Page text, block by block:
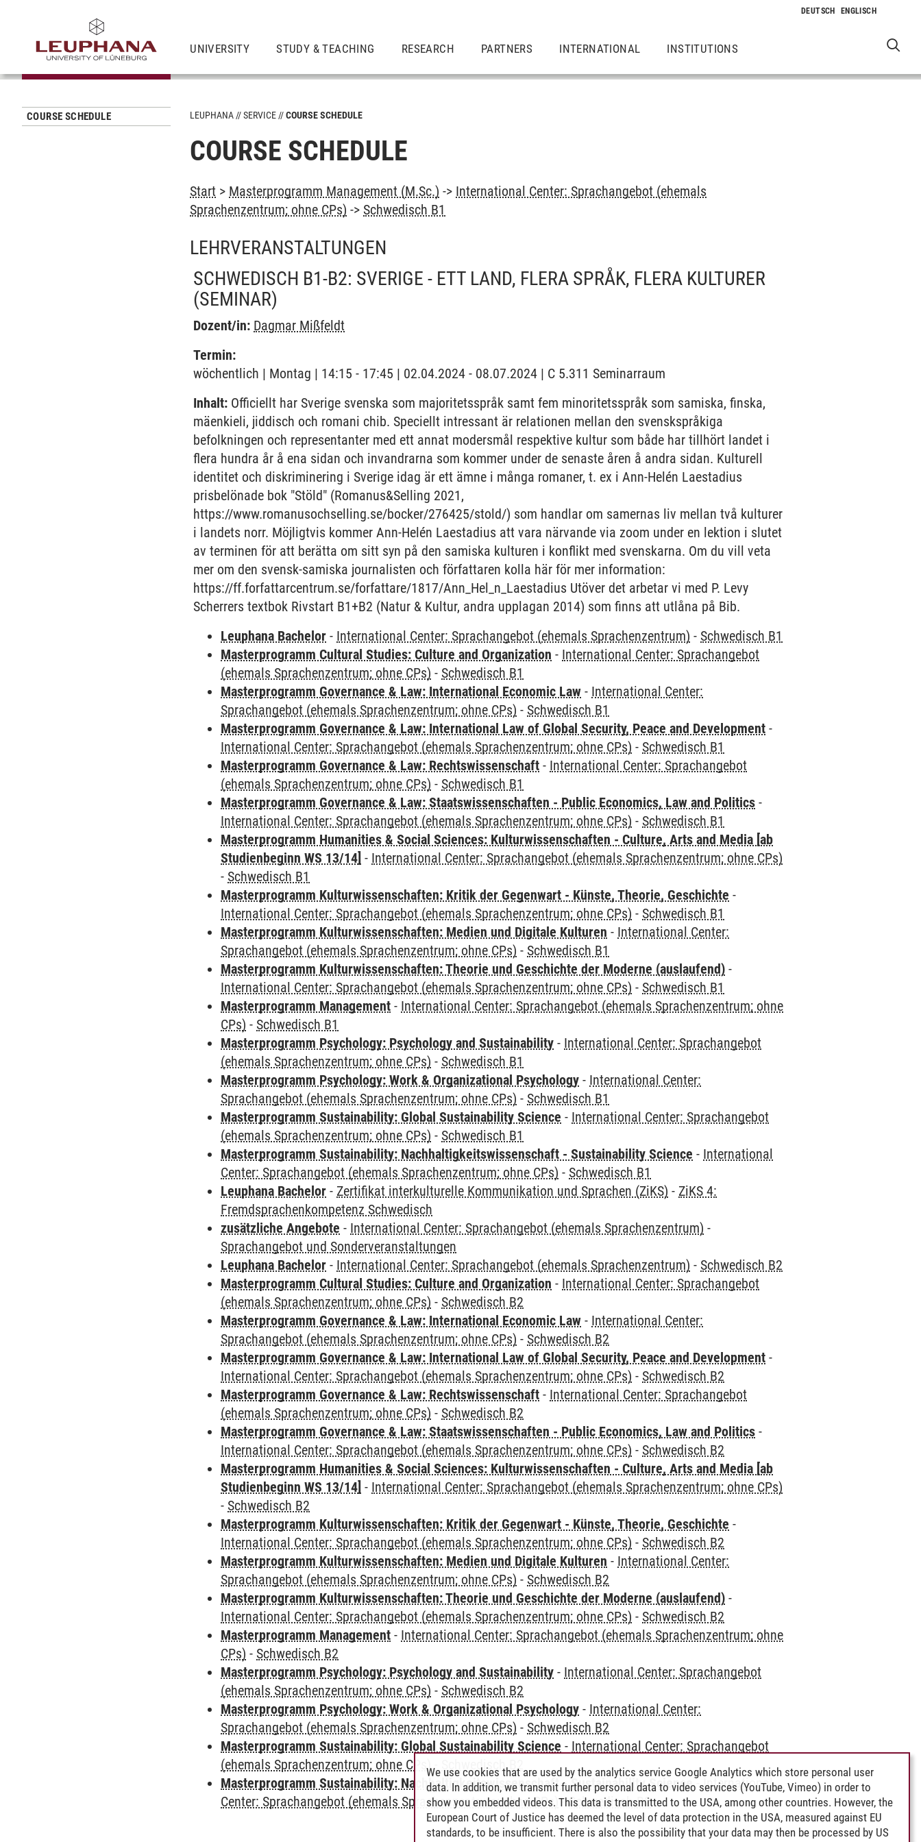
UNIVERSITY STUDY & TEACHING RESEARCH PARTNERS INTERNATIONAL INSTITUTIONS
COURSE SCHEDULE LEUPHANA SERVICE COURSE SCHEDULE
COURSE SCHEDULE
Start > Masterprogramm Management (M.Sc.) -> International Center: Sprachangebot (ehemals
Sprachenzentrum; ohne CPs) -> Schwedisch B1
LEHRVERANSTALTUNGEN
SCHWEDISCH B1-B2: SVERIGE - ETT LAND, FLERA SPRÅK, FLERA KULTURER
(SEMINAR)
Dozent/in: Dagmar Mißfeldt
Termin:
wöchentlich | Montag | 14:15 - 17:45 | 02.04.2024 - 08.07.2024 | C 5.311 Seminarraum
Inhalt: Officiellt har Sverige svenska som majoritetsspråk samt fem minoritetsspråk som samiska, finska,
mäenkieli, jiddisch och romani chib. Speciellt intressant är relationen mellan den svenskspråkiga
befolkningen och representanter med ett annat modersmål respektive kultur som både har tillhört landet i
flera hundra år å ena sidan och invandrarna som kommer under de senaste åren å andra sidan. Kulturell
identitet och diskriminering i Sverige idag är ett ämne i många romaner, t. ex i Ann-Helén Laestadius
prisbelönade bok "Stöld" (Romanus&Selling 2021,
https://www.romanusochselling.se/bocker/276425/stold/) som handlar om samernas liv mellan två kulturer
i landets norr. Möjligtvis kommer Ann-Helén Laestadius att vara närvande via zoom under en lektion i slutet
av terminen för att berätta om sitt syn på den samiska kulturen i konflikt med svenskarna. Om du vill veta
mer om den svensk-samiska journalisten och författaren kolla här för mer information:
https://ff.forfattarcentrum.se/forfattare/1817/Ann_Hel_n_Laestadius Utöver det arbetar vi med P. Levy
Scherrers textbok Rivstart B1+B2 (Natur & Kultur, andra upplagan 2014) som finns att utlåna på Bib.
Leuphana Bachelor - International Center: Sprachangebot (ehemals Sprachenzentrum) - Schwedisch B1
Masterprogramm Cultural Studies: Culture and Organization - International Center: Sprachangebot
(ehemals Sprachenzentrum; ohne CPs) - Schwedisch B1
Masterprogramm Governance & Law: International Economic Law - International Center:
Sprachangebot (ehemals Sprachenzentrum; ohne CPs) - Schwedisch B1
Masterprogramm Governance & Law: International Law of Global Security, Peace and Development -
International Center: Sprachangebot (ehemals Sprachenzentrum; ohne CPs) - Schwedisch B1
Masterprogramm Governance & Law: Rechtswissenschaft - International Center: Sprachangebot
(ehemals Sprachenzentrum; ohne CPs) - Schwedisch B1
Masterprogramm Governance & Law: Staatswissenschaften - Public Economics, Law and Politics -
International Center: Sprachangebot (ehemals Sprachenzentrum; ohne CPs) - Schwedisch B1
Masterprogramm Humanities & Social Sciences: Kulturwissenschaften - Culture, Arts and Media [ab
Studienbeginn WS 13/14] - International Center: Sprachangebot (ehemals Sprachenzentrum; ohne CPs)
- Schwedisch B1
Masterprogramm Kulturwissenschaften: Kritik der Gegenwart - Künste, Theorie, Geschichte -
International Center: Sprachangebot (ehemals Sprachenzentrum; ohne CPs) - Schwedisch B1
Masterprogramm Kulturwissenschaften: Medien und Digitale Kulturen - International Center:
Sprachangebot (ehemals Sprachenzentrum; ohne CPs) - Schwedisch B1
Masterprogramm Kulturwissenschaften: Theorie und Geschichte der Moderne (auslaufend) -
International Center: Sprachangebot (ehemals Sprachenzentrum; ohne CPs) - Schwedisch B1
Masterprogramm Management - International Center: Sprachangebot (ehemals Sprachenzentrum; ohne
CPs) - Schwedisch B1
Masterprogramm Psychology: Psychology and Sustainability - International Center: Sprachangebot
(ehemals Sprachenzentrum; ohne CPs) - Schwedisch B1
Masterprogramm Psychology: Work & Organizational Psychology - International Center:
Sprachangebot (ehemals Sprachenzentrum; ohne CPs) - Schwedisch B1
Masterprogramm Sustainability: Global Sustainability Science - International Center: Sprachangebot
(ehemals Sprachenzentrum; ohne CPs) - Schwedisch B1
Masterprogramm Sustainability: Nachhaltigkeitswissenschaft - Sustainability Science - International
Center: Sprachangebot (ehemals Sprachenzentrum; ohne CPs) - Schwedisch B1
Leuphana Bachelor - Zertifikat interkulturelle Kommunikation und Sprachen (ZiKS) - ZiKS 4:
Fremdsprachenkompetenz Schwedisch
zusätzliche Angebote - International Center: Sprachangebot (ehemals Sprachenzentrum) -
Sprachangebot und Sonderveranstaltungen
Leuphana Bachelor - International Center: Sprachangebot (ehemals Sprachenzentrum) - Schwedisch B2
Masterprogramm Cultural Studies: Culture and Organization - International Center: Sprachangebot
(ehemals Sprachenzentrum; ohne CPs) - Schwedisch B2
Masterprogramm Governance & Law: International Economic Law - International Center:
Sprachangebot (ehemals Sprachenzentrum; ohne CPs) - Schwedisch B2
Masterprogramm Governance & Law: International Law of Global Security, Peace and Development -
International Center: Sprachangebot (ehemals Sprachenzentrum; ohne CPs) - Schwedisch B2
Masterprogramm Governance & Law: Rechtswissenschaft - International Center: Sprachangebot
(ehemals Sprachenzentrum; ohne CPs) - Schwedisch B2
Masterprogramm Governance & Law: Staatswissenschaften - Public Economics, Law and Politics -
International Center: Sprachangebot (ehemals Sprachenzentrum; ohne CPs) - Schwedisch B2
Masterprogramm Humanities & Social Sciences: Kulturwissenschaften - Culture, Arts and Media [ab
Studienbeginn WS 13/14] - International Center: Sprachangebot (ehemals Sprachenzentrum; ohne CPs)
- Schwedisch B2
Masterprogramm Kulturwissenschaften: Kritik der Gegenwart - Künste, Theorie, Geschichte -
International Center: Sprachangebot (ehemals Sprachenzentrum; ohne CPs) - Schwedisch B2
Masterprogramm Kulturwissenschaften: Medien und Digitale Kulturen - International Center:
Sprachangebot (ehemals Sprachenzentrum; ohne CPs) - Schwedisch B2
Masterprogramm Kulturwissenschaften: Theorie und Geschichte der Moderne (auslaufend) -
International Center: Sprachangebot (ehemals Sprachenzentrum; ohne CPs) - Schwedisch B2
Masterprogramm Management - International Center: Sprachangebot (ehemals Sprachenzentrum; ohne
CPs) - Schwedisch B2
Masterprogramm Psychology: Psychology and Sustainability - International Center: Sprachangebot
(ehemals Sprachenzentrum; ohne CPs) - Schwedisch B2
Masterprogramm Psychology: Work & Organizational Psychology - International Center:
Sprachangebot (ehemals Sprachenzentrum; ohne CPs) - Schwedisch B2
Masterprogramm Sustainability: Global Sustainability Science - International Center: Sprachangebot
(ehemals Sprachenzentrum; ohne CPs)-
Schwedisch B2
Masterprogramm Sustainability: Nachhaltigkeitswissenschaft - Sustainability Science-International
Center: Sprachangebot (ehemals Sprachenzentrum; ohne CPs)-Schwedisch B2
We use cookies that are used by the analytics service Google Analytics which store personal user
data. In addition, we transmit further personal data to video services (YouTube, Vimeo) in order to
show you embedded videos. This data is transmitted to the USA, among other countries. However, the
European Court of Justice has deemed the level of data protection in the USA, measured against EU
standards, to be insufficient. There is also the possibility that your data may then be processed by US